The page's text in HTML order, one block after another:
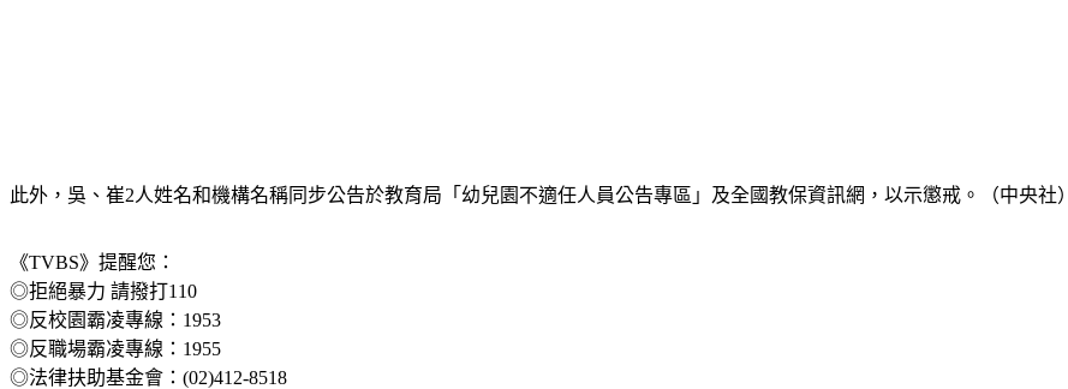
此外，吳、崔2人姓名和機構名稱同步公告於教育局「幼兒園不適任人員公告專區」及全國教保資訊網，以示懲戒。（中央社）
《TVBS》提醒您：
◎拒絕暴力 請撥打110
◎反校園霸凌專線：1953
◎反職場霸凌專線：1955
◎法律扶助基金會：(02)412-8518